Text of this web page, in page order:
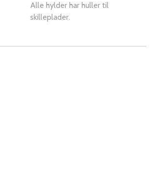
Alle hylder har huller til
skilleplader.